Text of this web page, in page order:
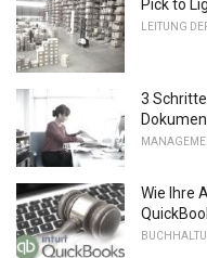
Pick to
LEITUNG
3
Wie Ihre